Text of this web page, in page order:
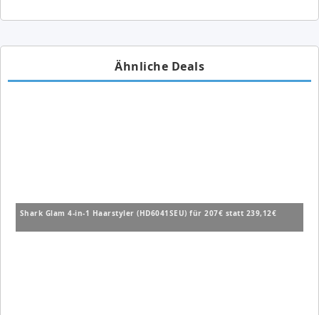
Ähnliche Deals
Shark Glam 4-in-1 Haarstyler (HD6041SEU) für 207€ statt 239,12€